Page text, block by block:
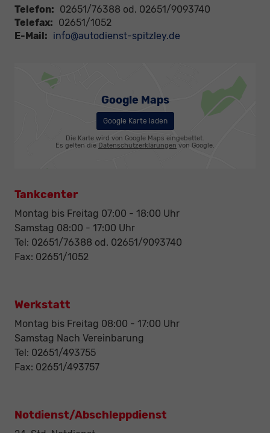
Telefon: 02651/76388 od. 02651/9093740
Telefax: 02651/1052
E-Mail: info@autodienst-spitzley.de
Google Maps
Google Karte laden
Die Karte wird von Google Maps eingebettet.
Es gelten die Datenschutzerklärungen von Google.
Tankcenter
Montag bis Freitag 07:00 - 18:00 Uhr
Samstag 08:00 - 17:00 Uhr
Tel: 02651/76388 od. 02651/9093740
Fax: 02651/1052
Werkstatt
Montag bis Freitag 08:00 - 17:00 Uhr
Samstag Nach Vereinbarung
Tel: 02651/493755
Fax: 02651/493757
Notdienst/Abschleppdienst